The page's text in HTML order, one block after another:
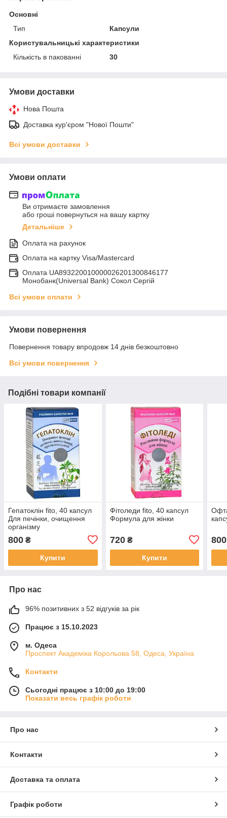
Основні
Тип
Капсули
Користувальницькі характеристики
Кількість в пакованні
30
Умови доставки
Нова Пошта
Доставка кур'єром "Нової Пошти"
Всі умови доставки
Умови оплати
Ви отримаєте замовлення
або гроші повернуться на вашу картку
Детальніше
Оплата на рахунок
Оплата на картку Visa/Mastercard
Оплата UA893220010000026201300846177
Монобанк(Universal Bank) Сокол Сергій
Всі умови оплати
Умови повернення
Повернення товару впродовж 14 днів безкоштовно
Всі умови повернення
Подібні товари компанії
Гепатоклін fito, 40 капсул
Для печінки, очищення
організму
800 ₴
Купити
Фітоледи fito, 40 капсул
Формула для жінки
720₴
Купити
800
Про нас
96% позитивних з 52 відгуків за рік
Працює з 15.10.2023
м. Одеса
Проспект Академіка Корольова 58, Одеса, Україна
Контакти
Сьогодні працює з 10:00 до 19:00
Показати весь графік роботи
Про нас
Контакти
Доставка та оплата
Графік роботи